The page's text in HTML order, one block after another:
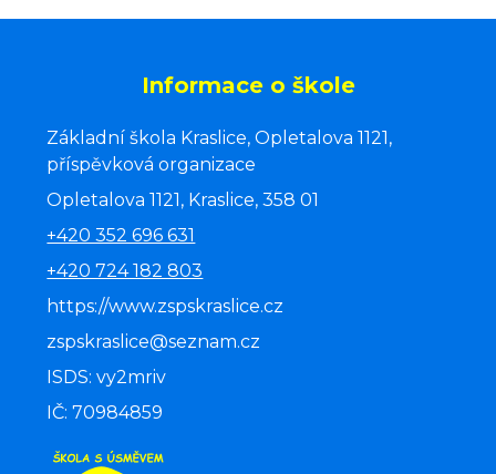
Informace o škole
Základní škola Kraslice, Opletalova 1121,
příspěvková organizace
Opletalova 1121, Kraslice, 358 01
+420 352 696 631
+420 724 182 803
https://www.zspskraslice.cz
zspskraslice@seznam.cz
ISDS: vy2mriv
IČ: 70984859